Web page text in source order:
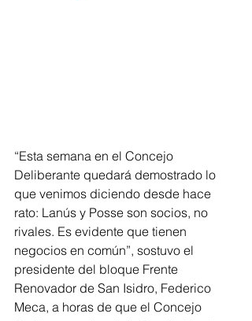
“Esta semana en el Concejo
Deliberante quedará demostrado lo
que venimos diciendo desde hace
rato: Lanús y Posse son socios, no
rivales. Es evidente que tienen
negocios en común”, sostuvo el
presidente del bloque Frente
Renovador de San Isidro, Federico
Meca, a horas de que el Concejo